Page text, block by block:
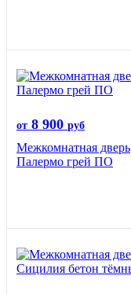
от 8 900 руб
Межкомнатная дверь
Палермо грей ПО